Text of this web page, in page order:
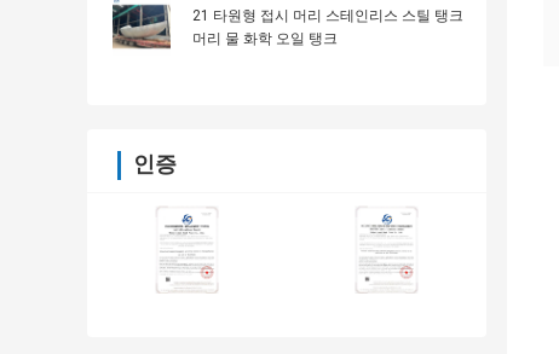
21 타원형 접시 머리 스테인리스 스틸 탱크
머리 물 화학 오일 탱크
인증